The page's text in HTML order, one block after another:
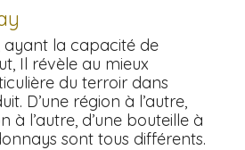
ayant la capacité de
Il révèle au mieux
du terroir dans
D’une région à l’autre,
à l’autre, d’une bouteille à
sont tous différents.